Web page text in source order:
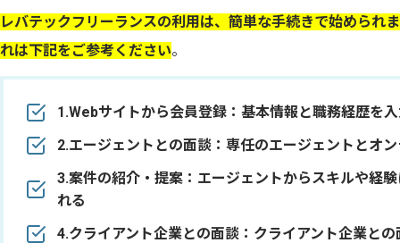
レバテックフリーランスの利用は、簡単な手続きで始められ
れは下記をご参考ください。
1.Webサイトから会員登録：基本情報と職務経歴を
2.エージェントとの面談：専任のエージェントとオ
3.案件の紹介・提案：エージェントからスキルや経
れる
4.クライアント企業との面談：クライアント企業との